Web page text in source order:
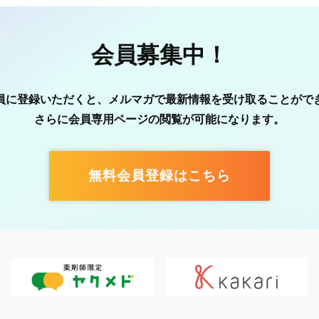
会員募集中！
に登録いただくと、メルマガで最新情報を受け取ることがで
さらに会員専用ページの閲覧が可能になります。
無料会員登録はこちら